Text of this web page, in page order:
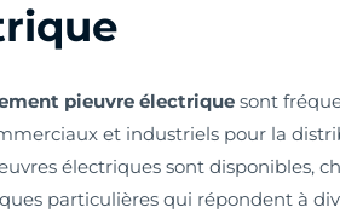
pieuvre électrique sont
et industriels pour la
électriques sont disponibles,
particulières qui répondent à